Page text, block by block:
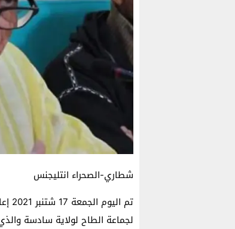
شطاري-الصحراء انتليجنس
تم
لجماعة الطاح لولاية سادسة